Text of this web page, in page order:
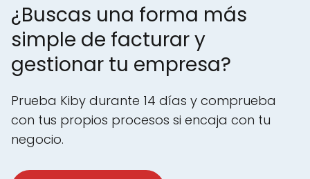
¿Buscas una forma más
simple de facturar y
gestionar tu empresa?
Prueba Kiby durante 14 días y comprueba
con tus propios procesos si encaja con tu
negocio.